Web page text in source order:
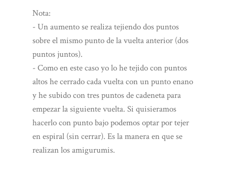
Nota:
- Un aumento se realiza tejiendo dos puntos
sobre el mismo punto de la vuelta anterior (dos
puntos juntos).
- Como en este caso yo lo he tejido con puntos
altos he cerrado cada vuelta con un punto enano
y he subido con tres puntos de cadeneta para
empezar la siguiente vuelta. Si quisieramos
hacerlo con punto bajo podemos optar por tejer
en espiral (sin cerrar). Es la manera en que se
realizan los amigurumis.